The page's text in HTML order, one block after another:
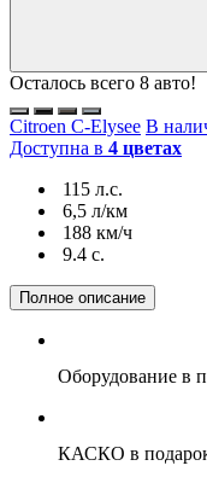
Осталось всего 8 авто!
Citroen C-Elysee В
Доступна в 4 цветах
115 л.с.
6,5 л/км
188 км/ч
9.4 c.
Полное описание
Оборудование в
КАСКО в